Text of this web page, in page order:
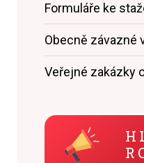
Formuláře ke
Obecně závazné
Veřejné zakázky